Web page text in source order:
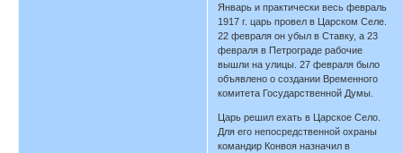
Январь и практически весь февраль
1917 г. царь провел в Царском Селе.
22 февраля он убыл в Ставку, а 23
февраля в Петрограде рабочие
вышли на улицы. 27 февраля было
объявлено о создании Временного
комитета Государственной Думы.
Царь решил ехать в Царское Село.
Для его непосредственной охраны
командир Конвоя назначил в